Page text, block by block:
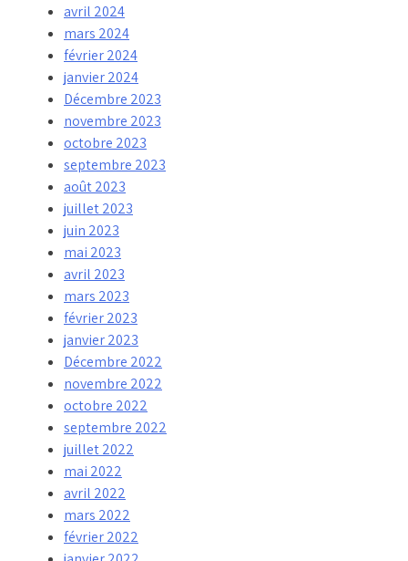
avril 2024
mars 2024
février 2024
janvier 2024
Décembre 2023
novembre 2023
octobre 2023
septembre 2023
août 2023
juillet 2023
juin 2023
mai 2023
avril 2023
mars 2023
février 2023
janvier 2023
Décembre 2022
novembre 2022
octobre 2022
septembre 2022
juillet 2022
mai 2022
avril 2022
mars 2022
février 2022